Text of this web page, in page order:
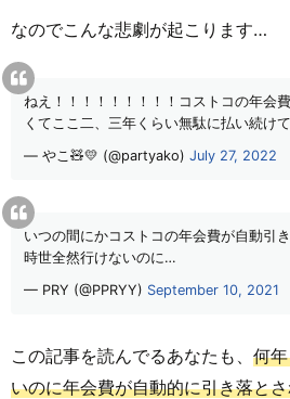
なのでこんな悲劇が起こります…
ねえ！！！！！！！！！コストコの年会
くてここ二、三年くらい無駄に払い続け
— やこ🧸💛 (@partyako) July 27, 2022
いつの間にかコストコの年会費が自動引
時世全然行けないのに…
— PRY (@PPRYY) September 10, 2021
この記事を読んでるあなたも、 何
いのに年会費が自動的に引き落と